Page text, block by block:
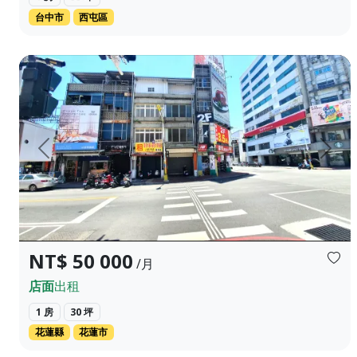
台中市
西屯區
上一頁 下一頁
NT$ 50 000 /月
店面出租
1 房
30 坪
花蓮縣
花蓮市
本棟商業透天位於花蓮市精華熱區，坐落於中山路與商業大